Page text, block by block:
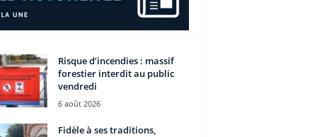
Risque d’incendies : massif
forestier interdit au public
vendredi
6 août 2026
Fidèle à ses traditions,